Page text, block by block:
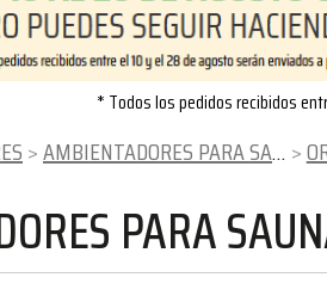
* Todos los pedidos recibidos
AMBIENTADORES PARA SAUNAS
PARA